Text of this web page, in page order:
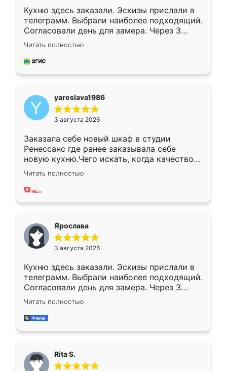
Кухню здесь заказали. Эскизы прислали в
телеграмм. Выбрали наиболее подходящий.
Согласовали день для замера. Через 3
недели кухня была уже готова. Остались
довольны работой. Спасибо Ренессанс
мебель за качественную работу!
Читать полностью
yaroslava1986
3 августа 2026
Заказала себе новый шкаф в студии
Ренессанс где ранее заказывала себе
новую кухню.Чего искать, когда качеством
вполне довольна. Служит кухня уже почти
два года, нареканий нет.
Читать полностью
Ярослава
3 августа 2026
Кухню здесь заказали. Эскизы прислали в
телеграмм. Выбрали наиболее подходящий.
Согласовали день для замера. Через 3
недели кухня была уже готова. Остались
довольны работой. Спасибо Ренессанс
мебель за качественную работу!
Читать полностью
Rita S.